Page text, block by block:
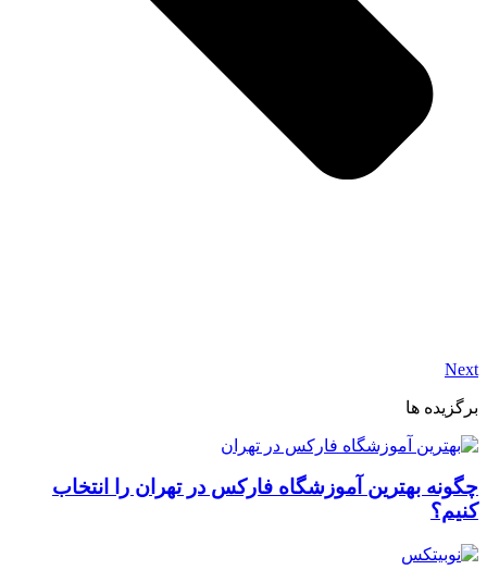
Next
برگزیده ها
چگونه بهترین آموزشگاه فارکس در تهران را انتخاب
کنیم؟